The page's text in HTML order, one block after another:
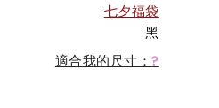
七夕福袋
黑
適合我的尺寸：?